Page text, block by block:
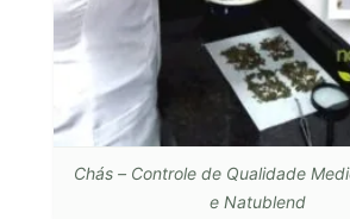
Chás – Controle de Qualidade
e Natublend